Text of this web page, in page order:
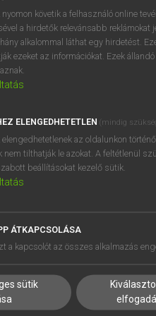
SÚGÓ
RÓLUNK
SÜTI BEÁLLÍTÁSOK
nyomon követik a felhasználó online
a hirdetők relevánsabb reklámokat
alkalommal láthat egy hirdetést.
ezeket az információkat. Ezek
ELENGEDHETETLEN (mindig
elengedhetetlenek az oldalunkon
nem tilthatják le azokat. A feltétlenül
beállításokat kezelő sütik.
ÁTKAPCSOLÁSA
a kapcsolót az összes alkalmazás
sütik